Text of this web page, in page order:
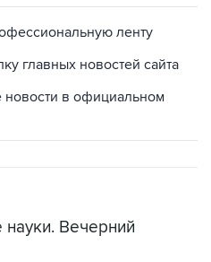
ленту
главных новостей сайта
новости в официальном
Вечерний